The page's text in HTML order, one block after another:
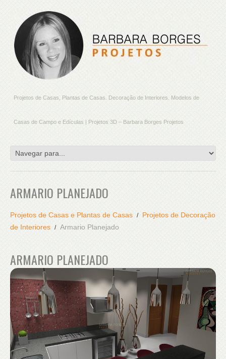
Projetos de Casas, Plantas de Casas. Decoração de Interiores. Modelos de
Casas de Campo e Edículas | Projetos 3D – Barbara Borges Projetos
ARMARIO PLANEJADO
Projetos de Casas e Plantas de Casas
Projetos de Decoração
de Interiores
Armario Planejado
ARMARIO PLANEJADO